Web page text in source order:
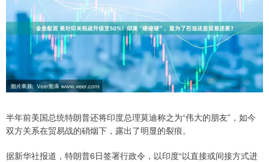
半年前美国总统特朗普还将印度总理莫迪称之为“伟大的朋友”，如今
双方关系在贸易战的硝烟下，露出了明显的裂痕。
据新华社报道，特朗普6日签署行政令，以印度“以直接或间接方式进